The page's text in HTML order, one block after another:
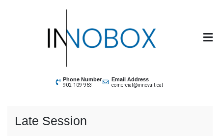
INNOBOX
Phone Number
902 109 963
Email Address
comercial@innovait.cat
Late Session